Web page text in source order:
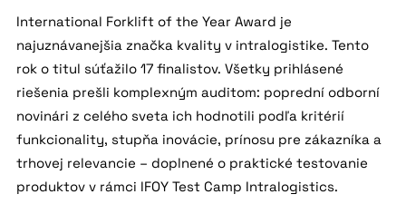
International Forklift of the Year Award je
najuznávanejšia značka kvality v intralogistike. Tento
rok o titul súťažilo 17 finalistov. Všetky prihlásené
riešenia prešli komplexným auditom: poprední odborní
novinári z celého sveta ich hodnotili podľa kritérií
funkcionality, stupňa inovácie, prínosu pre zákazníka a
trhovej relevancie – doplnené o praktické testovanie
produktov v rámci IFOY Test Camp Intralogistics.